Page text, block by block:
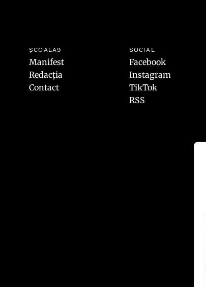
ȘCOALA9
Manifest
Redacția
Contact
SOCIAL
Facebook
Instagram
TikTok
RSS